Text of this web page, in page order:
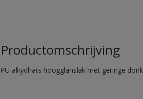
Productomschrijving
PU alkydhars hoogglanslak met geringe